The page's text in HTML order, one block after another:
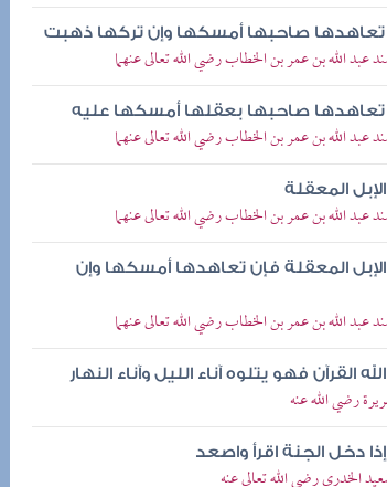
تعاهدها صاحبها أمسكها وإن تركها ذهبت
الله بن عمر بن الخطاب رضي الله تعالى عنهما
تعاهدها صاحبها بعقلها أمسكها عليه
الله بن عمر بن الخطاب رضي الله تعالى عنهما
المعقلة
الله بن عمر بن الخطاب رضي الله تعالى عنهما
المعقلة فإن تعاهدها أمسكها وإن
الله بن عمر بن الخطاب رضي الله تعالى عنهما
القرآن فهو يتلوه آناء الليل وآناء النهار
رضي الله عنه
دخل الجنة اقرأ واصعد
الخدري رضي الله تعالى عنه